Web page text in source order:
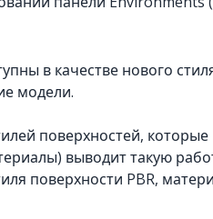
в качестве нового
модели.
поверхностей,
выводит такую
поверхности PBR,